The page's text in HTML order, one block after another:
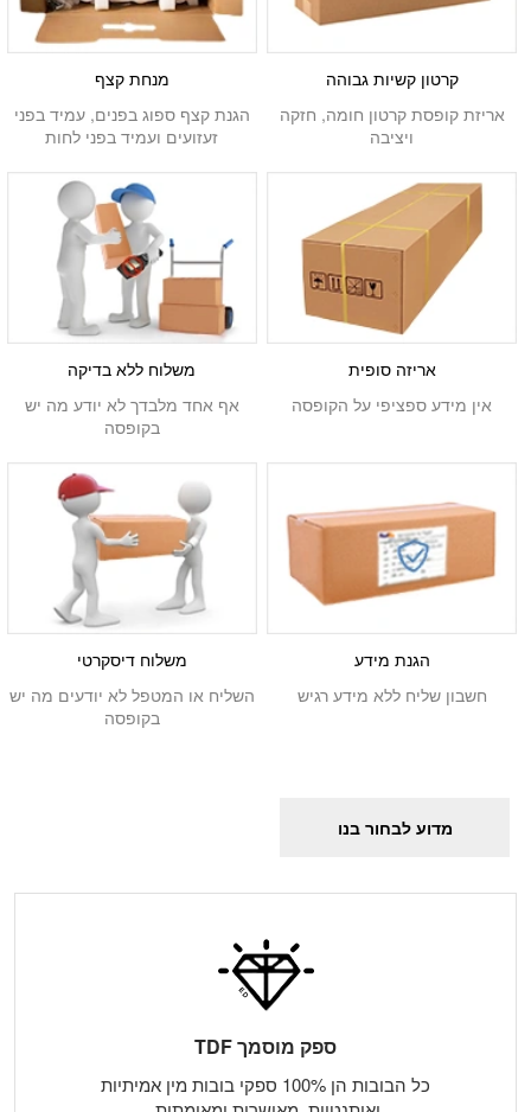
קרטון קשיות גבוהה
אריזת קופסת קרטון חומה, חזקה
ויציבה
מנחת קצף
הגנת קצף ספוג בפנים, עמיד בפני
זעזועים ועמיד בפני לחות
אריזה סופית
אין מידע ספציפי על הקופסה
משלוח ללא בדיקה
אף אחד מלבדך לא יודע מה יש
בקופסה
הגנת מידע
חשבון שליח ללא מידע רגיש
משלוח דיסקרטי
השליח או המטפל לא יודעים מה יש
בקופסה
מדוע לבחור בנו
ספק מוסמך TDF
כל הבובות הן 100% ספקי בובות מין אמיתיות